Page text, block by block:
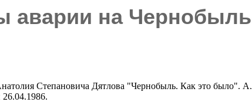
аварии на
Степановича Дятлова "Чернобыль. Как это